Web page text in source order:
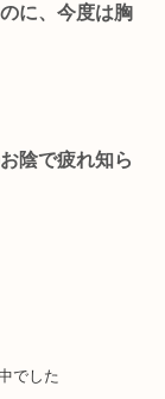
に、今度は胸
陰で疲れ知ら
でした